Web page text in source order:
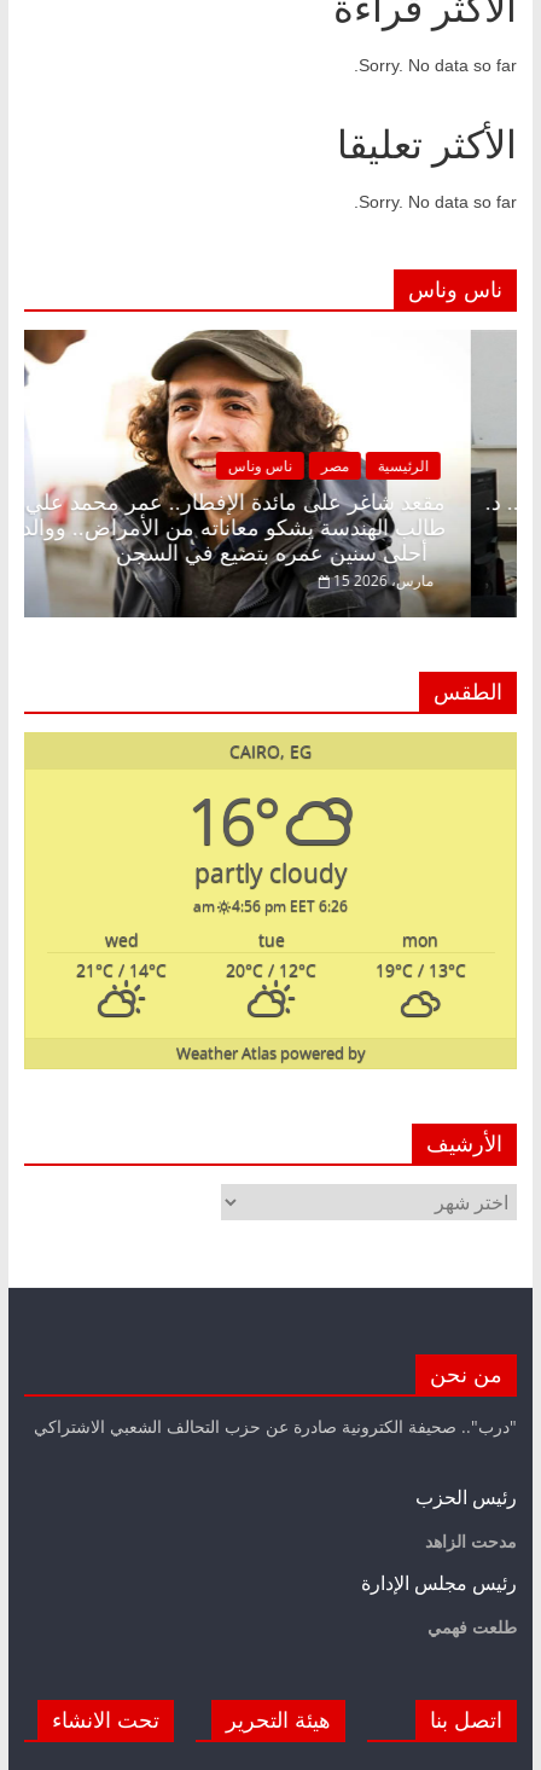
Sorry. No data so far.
الأكثر تعليقا
Sorry. No data so far.
ناس وناس
مقعد شاغر
طالب الهندسة
أحلى سنين عمره بتضيع في السجن
15 مارس، 2026
ناس وناس
الإفطار وبلكونة بلا زينة رمضان.. د.
فاروق خبير اقتصادي في انتظار حلم
الطقس
CAIRO, EG
16°
partly cloudy
6:26 am
4:56 pm EET
mon
tue
wed
19°C/ 13°C
20°C / 12°C
21°C / 14°C
powered by
Weather Atlas
الأرشيف
الأرشيف
من نحن
"درب".. صحيفة الكترونية صادرة عن حزب التحالف الشعبي الاشتراكي
رئيس الحزب
مدحت الزاهد
رئيس مجلس الإدارة
طلعت فهمي
اتصل بنا هيئة التحرير تحت الانشاء